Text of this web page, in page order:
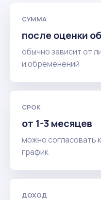
СУММА
после оценки
обычно зависит от
и обременений
СРОК
от 1-3 месяцев
можно согласовать
график
ДОХОД